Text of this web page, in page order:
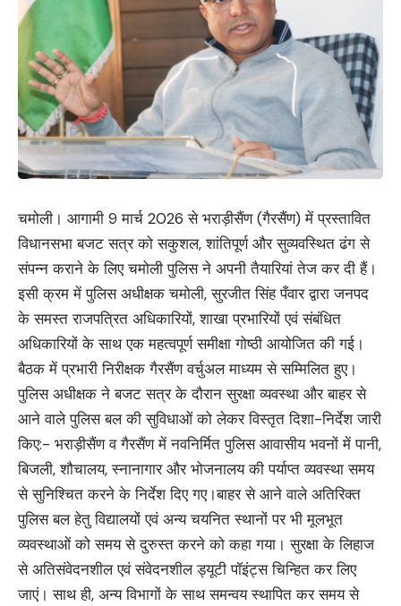
चमोली। आगामी 9 मार्च 2026 से भराड़ीसैंण (गैरसैंण) में प्रस्तावित
विधानसभा बजट सत्र को सकुशल, शांतिपूर्ण और सुव्यवस्थित ढंग से
संपन्न कराने के लिए चमोली पुलिस ने अपनी तैयारियां तेज कर दी हैं।
इसी क्रम में पुलिस अधीक्षक चमोली, सुरजीत सिंह पँवार द्वारा जनपद
के समस्त राजपत्रित अधिकारियों, शाखा प्रभारियों एवं संबंधित
अधिकारियों के साथ एक महत्वपूर्ण समीक्षा गोष्ठी आयोजित की गई।
बैठक में प्रभारी निरीक्षक गैरसैंण वर्चुअल माध्यम से सम्मिलित हुए।
पुलिस अधीक्षक ने बजट सत्र के दौरान सुरक्षा व्यवस्था और बाहर से
आने वाले पुलिस बल की सुविधाओं को लेकर विस्तृत दिशा-निर्देश जारी
किए:- भराड़ीसैंण व गैरसैंण में नवनिर्मित पुलिस आवासीय भवनों में पानी,
बिजली, शौचालय, स्नानागार और भोजनालय की पर्याप्त व्यवस्था समय
से सुनिश्चित करने के निर्देश दिए गए।बाहर से आने वाले अतिरिक्त
पुलिस बल हेतु विद्यालयों एवं अन्य चयनित स्थानों पर भी मूलभूत
व्यवस्थाओं को समय से दुरुस्त करने को कहा गया। सुरक्षा के लिहाज
से अतिसंवेदनशील एवं संवेदनशील ड्यूटी पॉइंट्स चिन्हित कर लिए
जाएं। साथ ही, अन्य विभागों के साथ समन्वय स्थापित कर समय से